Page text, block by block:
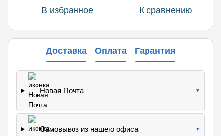
В избранное К сравнению
Доставка Оплата Гарантия
Новая Почта ▼
Самовывоз из нашего офиса ▼